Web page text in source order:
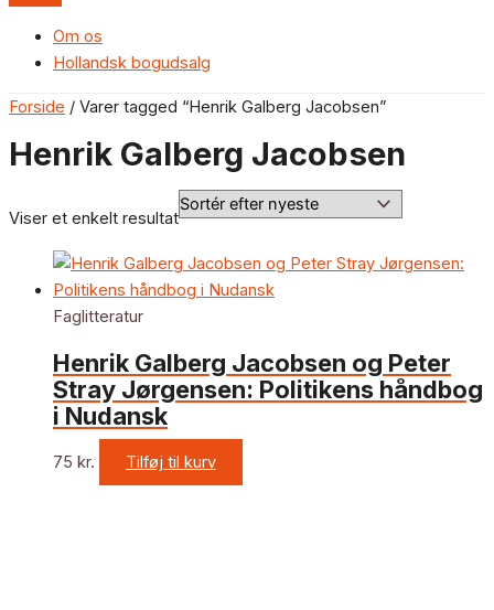
Om os
Hollandsk bogudsalg
Forside / Varer tagged “Henrik Galberg Jacobsen”
Henrik Galberg Jacobsen
Viser et enkelt resultat
Faglitteratur
Henrik Galberg Jacobsen og Peter
Stray Jørgensen: Politikens håndbog
i Nudansk
75 kr. Tilføj til kurv